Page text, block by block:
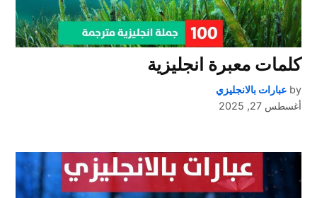
كلمات معبرة انجليزية
by عبارات بالانجليزي
أغسطس 27, 2025